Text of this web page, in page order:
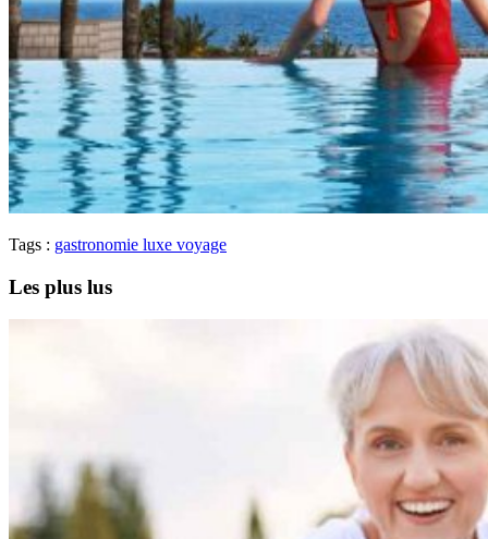
Tags : gastronomie luxe voyage
Les plus lus